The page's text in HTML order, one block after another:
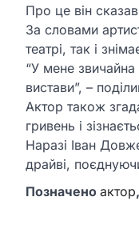
Про це він
За словами
театрі, так і
“У мене
вистави”, –
Актор також
гривень і
Наразі Іван
драйві,
Позначено актор,